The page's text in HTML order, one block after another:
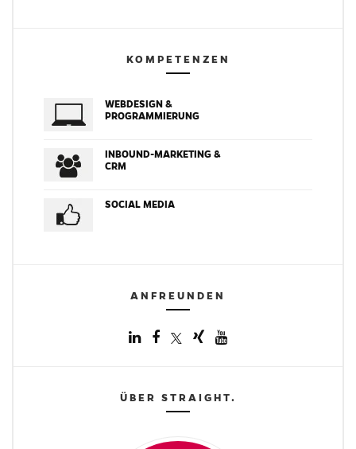
KOMPETENZEN
WEBDESIGN &
PROGRAMMIERUNG
INBOUND-MARKETING &
CRM
SOCIAL MEDIA
ANFREUNDEN
ÜBER STRAIGHT.